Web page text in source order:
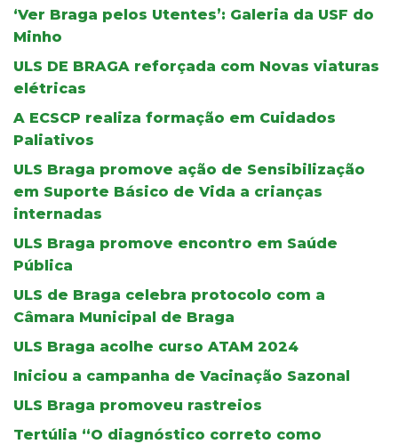
‘Ver Braga pelos Utentes’: Galeria da USF do
Minho
ULS DE BRAGA reforçada com Novas viaturas
elétricas
A ECSCP realiza formação em Cuidados
Paliativos
ULS Braga promove ação de Sensibilização
em Suporte Básico de Vida a crianças
internadas
ULS Braga promove encontro em Saúde
Pública
ULS de Braga celebra protocolo com a
Câmara Municipal de Braga
ULS Braga acolhe curso ATAM 2024
Iniciou a campanha de Vacinação Sazonal
ULS Braga promoveu rastreios
Tertúlia “O diagnóstico correto como